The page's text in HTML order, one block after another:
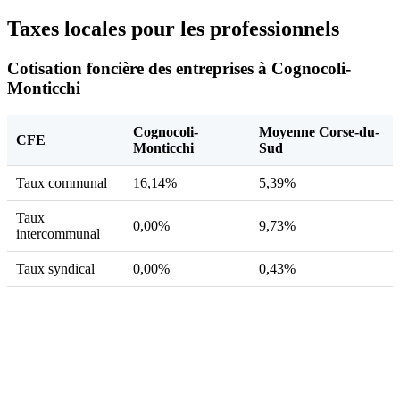
Taxes locales pour les professionnels
Cotisation foncière des entreprises à Cognocoli-
Monticchi
CFE
Cognocoli-
Monticchi
Moyenne Corse-du-
Sud
Taux communal 16,14% 5,39%
Taux
intercommunal
0,00% 9,73%
Taux syndical 0,00% 0,43%